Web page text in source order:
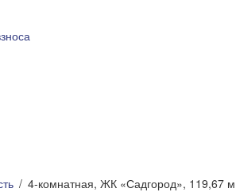
4-комнатная, ЖК «Садгород», 119,67 м